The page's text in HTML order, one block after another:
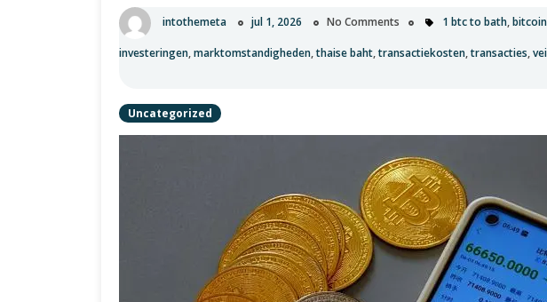
intothemeta jul 1, 2026 No Comments 1 btc to bath,bitcoin
investeringen,marktomstandigheden,thaise baht,transactiekosten,transacties,
Uncategorized